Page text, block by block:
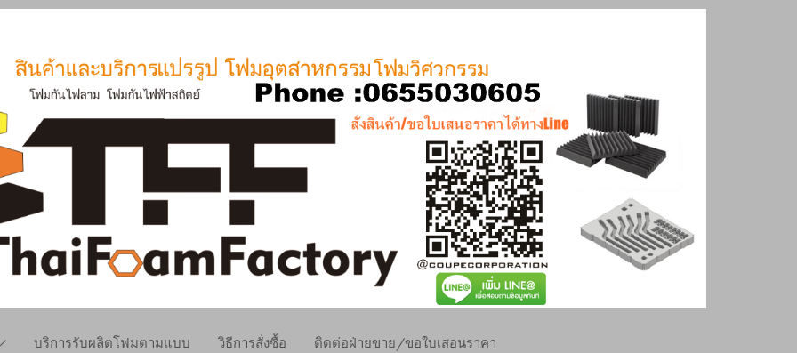
บริการรับผลิตโฟมตามแบบ วิธีการสั่งซื้อ ติดต่อฝ่ายขาย/ขอใบเสอนราคา